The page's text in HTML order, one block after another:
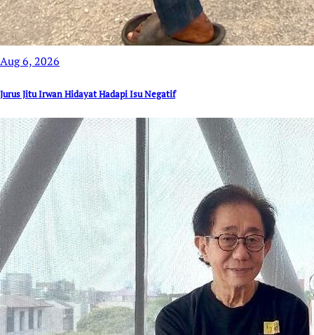
Aug 6, 2026
Jurus Jitu Irwan Hidayat Hadapi Isu Negatif